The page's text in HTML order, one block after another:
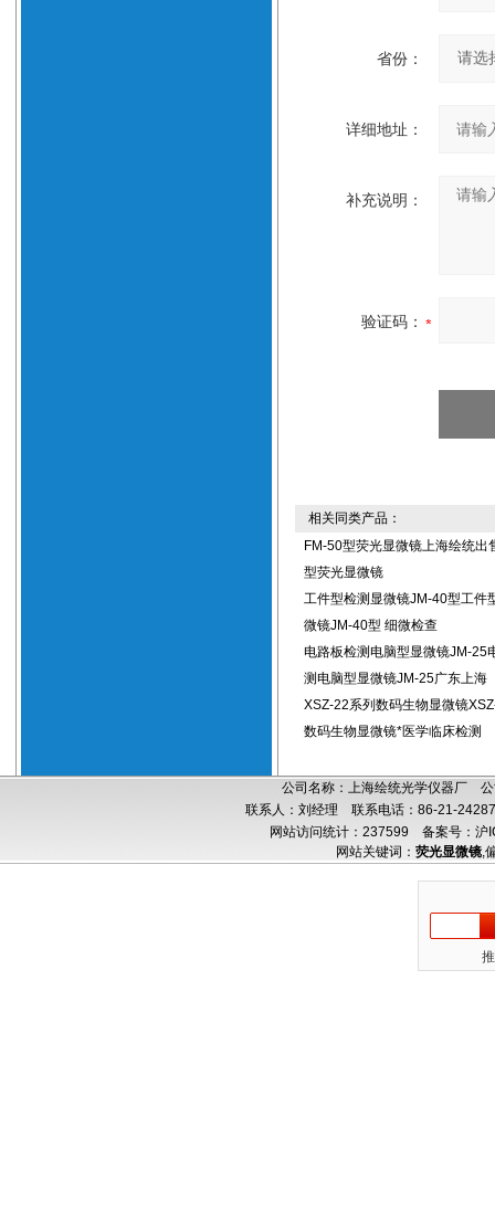
省份：
详细地址：
补充说明：
验证码：
相关同类产品：
FM-50型荧光显微镜上海绘统出
型荧光显微镜
工件型检测显微镜JM-40型工件
微镜JM-40型 细微检查
电路板检测电脑型显微镜JM-25
测电脑型显微镜JM-25广东上海
XSZ-22系列数码生物显微镜
数码生物显微镜*医学临床检测
公司名称：上海绘统光学仪器厂
联系人：刘经理 联系电话：86-21-
网站访问统计：237599 备案号：沪
网站关键词： 荧光显微镜,